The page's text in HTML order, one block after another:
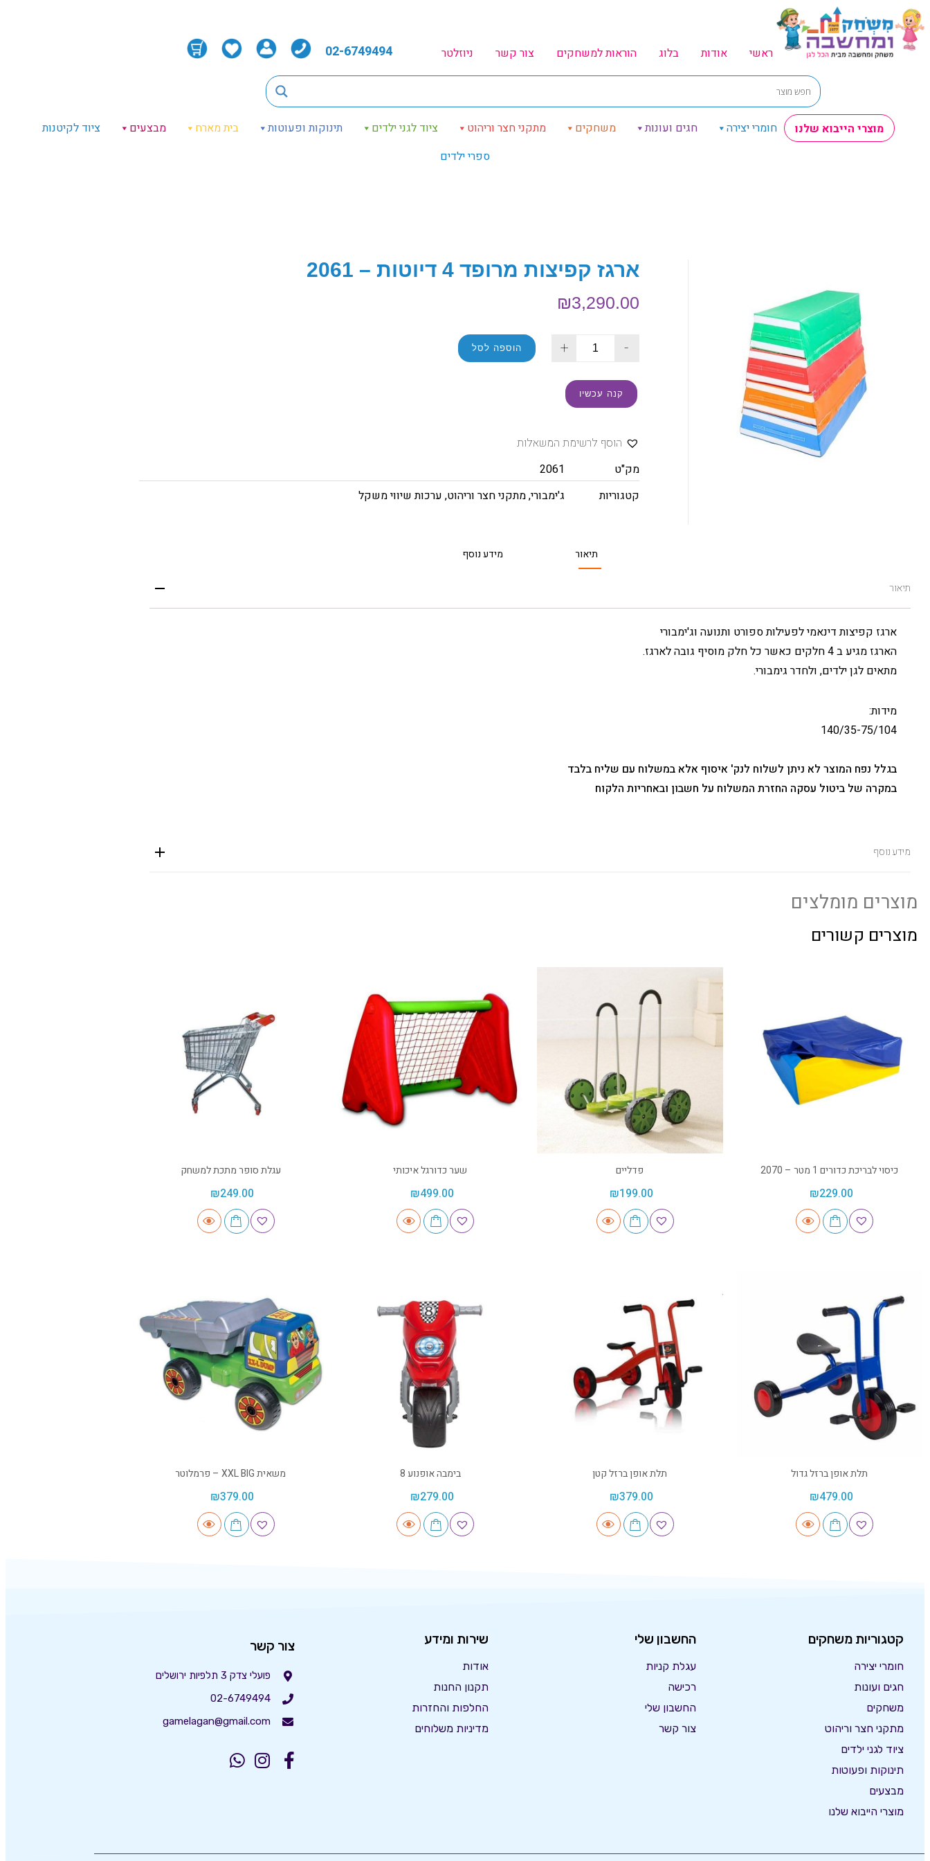
ראשי אודות בלוג הוראות למשחקים צור קשר ניוזלטר 02-6749494
מוצרי הייבוא שלנו חומרי יצירה חגים ועונות משחקים מתקני חצר וריהוט ציוד לגני ילדים תינוקות ופעוטות בית מארח מבצעים
ציוד לקיטנות
ספרי ילדים
ארגז קפיצות מרופד 4 דיוטות – 2061
₪3,290.00
-
+ הוספה לסל
קנה עכשיו
הוסף לרשימת המשאלות
מק"ט
2061
קטגוריות
ג'ימבורי,מתקני חצר וריהוט, ערכות שיווי משקל
תיאור מידע נוסף
תיאור
ארגז קפיצות דינאמי לפעילות ספורט ותנועה וג'ימבורי
הארגז מגיע ב 4 חלקים כאשר כל חלק מוסיף גובה לארגז.
מתאים לגן ילדים, ולחדר גימבורי.
מידות:
140/35-75/104
בגלל נפח המוצר לא ניתן לשלוח לנק' איסוף אלא במשלוח עם שליח בלבד
במקרה של ביטול עסקה החזרת המשלוח על חשבון ובאחריות הלקוח
מידע נוסף
מוצרים מומלצים
מוצרים קשורים
כיסוי לבריכת כדורים 1 מטר – 2070
₪229.00
פדליים
₪199.00
שער כדורגל איכותי
₪499.00
עגלת סופר מתכת למשחק
₪249.00
תלת אופן ברזל גדול
₪479.00
תלת אופן ברזל קטן
₪379.00
בימבה אופנוע 8
₪279.00
משאית XXL BIG – פרמלוטר
₪379.00
קטגוריות משחקים
חומרי יצירה
חגים ועונות
משחקים
מתקני חצר וריהוט
ציוד לגני ילדים
תינוקות ופעוטות
מבצעים
מוצרי הייבוא שלנו
החשבון שלי
עגלת קניות
רכישה
החשבון שלי
צור קשר
שירות ומידע
אודות
תקנון החנות
החלפות והחזרות
מדיניות משלוחים
צור קשר
פועלי צדק 3 תלפיות ירושלים
02-6749494
gamelagan@gmail.com